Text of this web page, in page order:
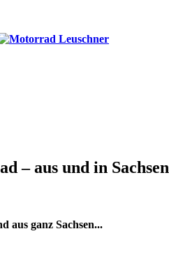
– aus und in Sachsen
aus ganz Sachsen...